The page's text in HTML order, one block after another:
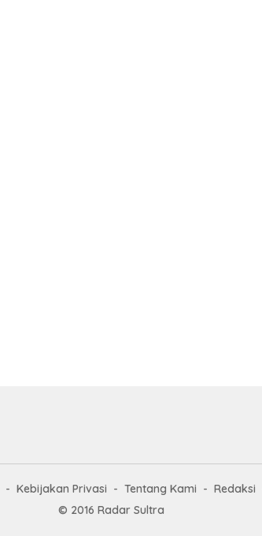
Kebijakan Privasi Tentang Kami Redaksi
© 2016 Radar Sultra